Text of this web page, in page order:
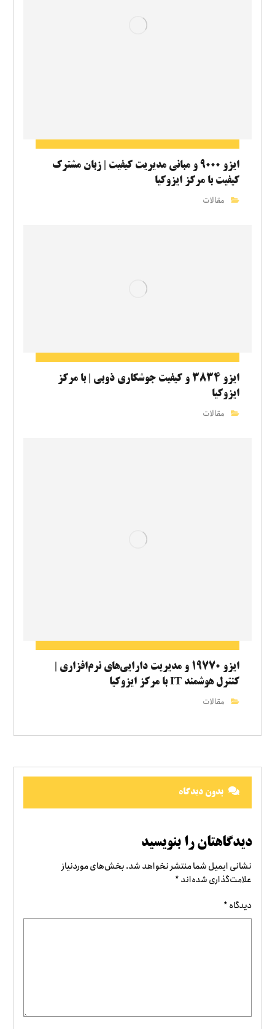
ایزو ۹۰۰۰ و مبانی مدیریت کیفیت | زبان مشترک
کیفیت با مرکز ایزوکیا
مقالات
ایزو ۳۸۳۴ و کیفیت جوشکاری ذوبی | با مرکز
ایزوکیا
مقالات
ایزو ۱۹۷۷۰ و مدیریت دارایی‌های نرم‌افزاری |
کنترل هوشمند IT با مرکز ایزوکیا
مقالات
بدون دیدگاه
دیدگاهتان را بنویسید
نشانی ایمیل شما منتشر نخواهد شد.بخش‌های موردنیاز
علامت‌گذاری شده‌اند*
دیدگاه*